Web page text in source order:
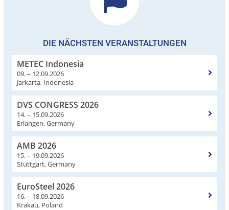
DIE NÄCHSTEN VERANSTALTUNGEN
METEC Indonesia
09. – 12.09.2026
Jarkarta, Indonesia
DVS CONGRESS 2026
14. – 15.09.2026
Erlangen, Germany
AMB 2026
15. – 19.09.2026
Stuttgart, Germany
EuroSteel 2026
16. – 18.09.2026
Krakau, Poland